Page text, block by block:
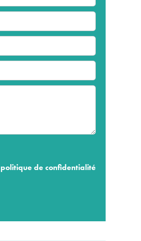
politique de confidentialité